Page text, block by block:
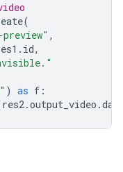
(
,
. id,
) as f :
res2.output_video .